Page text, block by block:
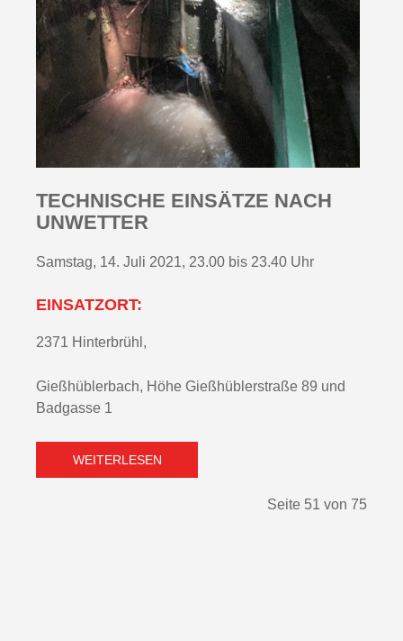
TECHNISCHE EINSÄTZE NACH
UNWETTER
Samstag, 14. Juli 2021, 23.00 bis 23.40 Uhr
EINSATZORT:
2371 Hinterbrühl,
Gießhüblerbach, Höhe Gießhüblerstraße 89 und
Badgasse 1
WEITERLESEN
Seite 51 von 75